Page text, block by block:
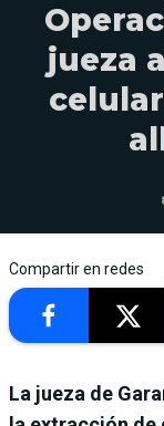
jueza
Compartir en redes
La jueza de